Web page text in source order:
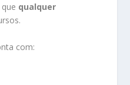
qualquer
com: